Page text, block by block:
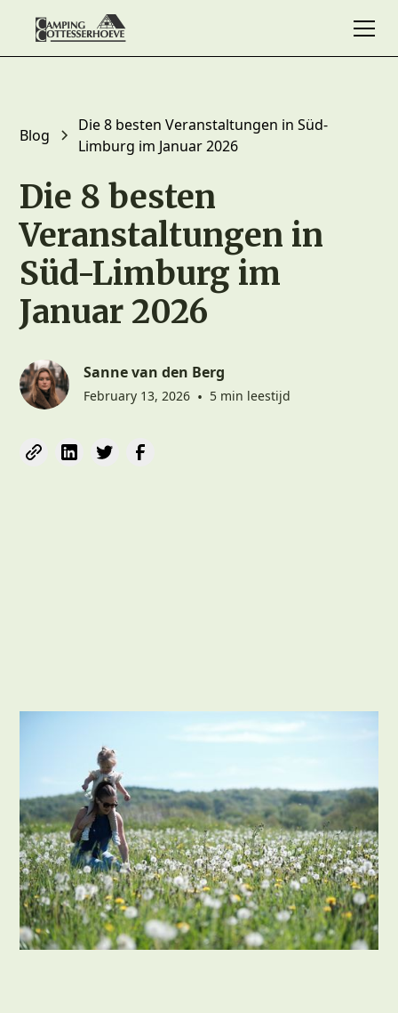
Blog
Die 8 besten Veranstaltungen in Süd-
Limburg im Januar 2026
Die 8 besten
Veranstaltungen in
Süd-Limburg im
Januar 2026
Sanne van den Berg
February 13, 2026 • 5 min leestijd